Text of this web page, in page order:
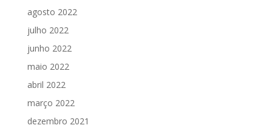
agosto 2022
julho 2022
junho 2022
maio 2022
abril 2022
março 2022
dezembro 2021